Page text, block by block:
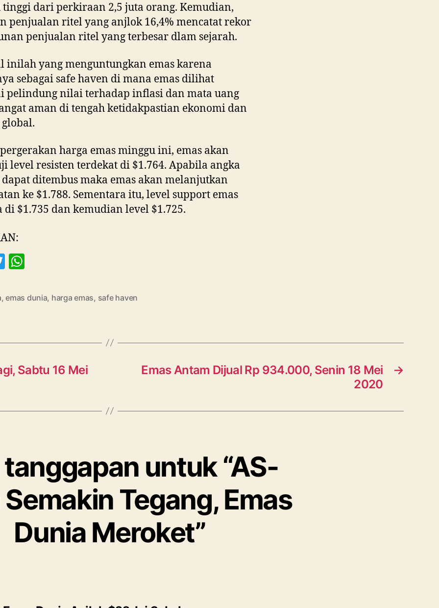
dari perkiraan 2,5 juta orang. Kemudian,
penjualan ritel yang anjlok 16,4% mencatat rekor
penjualan ritel yang terbesar dlam sejarah.
inilah yang menguntungkan emas karena
sebagai safe haven di mana emas dilihat
pelindung nilai terhadap inflasi dan mata uang
aman di tengah ketidakpastian ekonomi dan
harga emas minggu ini, emas akan
level resisten terdekat di $1.764. Apabila angka
dapat ditembus maka emas akan melanjutkan
ke $1.788. Sementara itu, level support emas
di $1.735 dan kemudian level $1.725.
T
itt at
p
,emas dunia, harga emas, safe haven
Sabtu 16 Mei
→
Emas Antam Dijual Rp 934.000, Senin 18 Mei
2020
untuk “AS-
Tegang, Emas
Dunia Meroket”